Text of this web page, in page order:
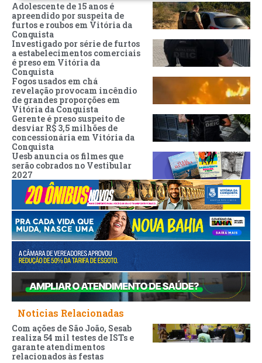
Adolescente de 15 anos é
apreendido por suspeita de
furtos e roubos em Vitória da
Conquista
Investigado por série de furtos
a estabelecimentos comerciais
é preso em Vitória da
Conquista
Fogos usados em chá
revelação provocam incêndio
de grandes proporções em
Vitória da Conquista
Gerente é preso suspeito de
desviar R$ 3,5 milhões de
concessionária em Vitória da
Conquista
Uesb anuncia os filmes que
serão cobrados no Vestibular
2027
Noticias Relacionadas
Com ações de São João, Sesab
realiza 54 mil testes de ISTs e
garante atendimentos
relacionados às festas